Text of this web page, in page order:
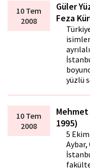
10 Tem
2008
Güler
Feza
yüzlü
10 Tem
2008
Mehmet
1995)
5